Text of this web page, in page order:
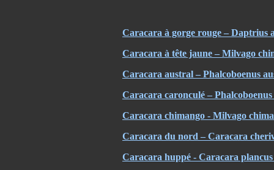
Caracara à gorge rouge – Daptrius
Caracara à tête jaune – Milvago
Caracara austral – Phalcoboenus
Caracara caronculé –
Caracara chimango - Milvago
Caracara du nord – Caracara
Caracara huppé - Caracara